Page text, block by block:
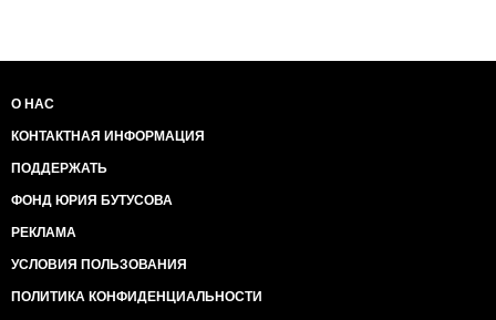
О НАС
КОНТАКТНАЯ ИНФОРМАЦИЯ
ПОДДЕРЖАТЬ
ФОНД ЮРИЯ БУТУСОВА
РЕКЛАМА
УСЛОВИЯ ПОЛЬЗОВАНИЯ
ПОЛИТИКА КОНФИДЕНЦИАЛЬНОСТИ